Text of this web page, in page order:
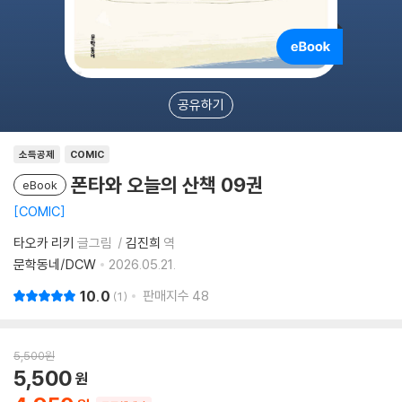
공유하기
소득공제 COMIC
eBook 폰타와 오늘의 산책 09권
COMIC
타오카 리키 글그림 김진희 역
문학동네/DCW
2026.05.21.
10.0 1 판매지수 48
5,500원
5,500